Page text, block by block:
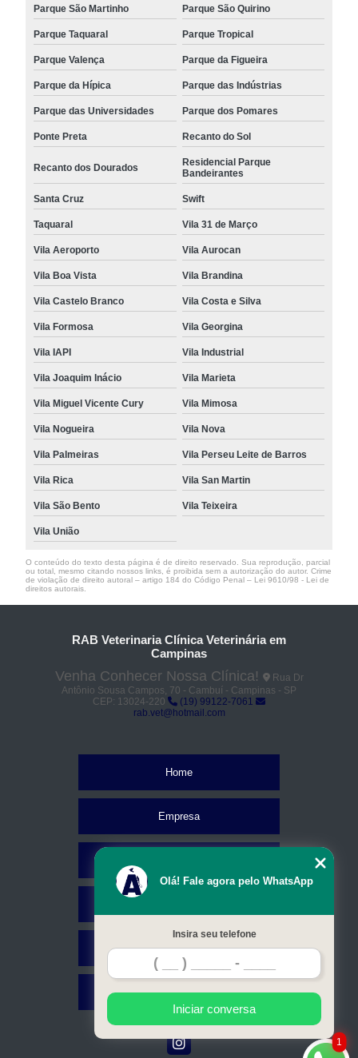
Parque São Martinho Parque São Quirino
Parque Taquaral Parque Tropical
Parque Valença Parque da Figueira
Parque da Hípica Parque das Indústrias
Parque das Universidades Parque dos Pomares
Ponte Preta Recanto do Sol
Recanto dos Dourados
Residencial Parque
Bandeirantes
Santa Cruz Swift
Taquaral Vila 31 de Março
Vila Aeroporto Vila Aurocan
Vila Boa Vista Vila Brandina
Vila Castelo Branco Vila Costa e Silva
Vila Formosa Vila Georgina
Vila IAPI Vila Industrial
Vila Joaquim Inácio Vila Marieta
Vila Miguel Vicente Cury Vila Mimosa
Vila Nogueira Vila Nova
Vila Palmeiras Vila Perseu Leite de Barros
Vila Rica Vila San Martin
Vila São Bento Vila Teixeira
Vila União
O conteúdo do texto desta página é de direito reservado. Sua reprodução, parcial
ou total, mesmo citando nossos links, é proibida sem a autorização do autor. Crime
de violação de direito autoral – artigo 184 do Código Penal – Lei 9610/98 - Lei de
direitos autorais
RAB Veterinaria Clínica Veterinária em
Campinas
Venha Conhecer Nossa Clínica!
Rua Dr
Antônio Sousa Campos, 70 - Cambuí - Campinas - SP
CEP: 13024-220
(19) 99122-7061
rab.vet@hotmail.com
Home
Empresa
Contato
Mapa do site
1
Olá! Fale agora pelo WhatsApp
Insira seu telefone
Iniciar conversa